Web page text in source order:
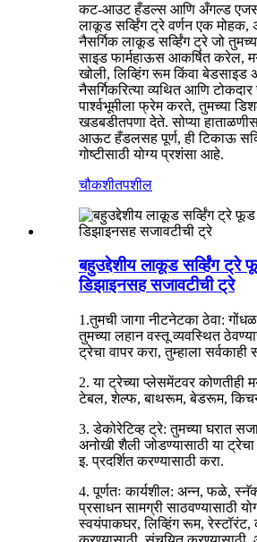
कट-आउट हँडल्स आणि अँगल्ड
लाकूड सर्व्हिंग ट्रे वर्णन एक मोहक,
नैसर्गिक लाकूड सर्व्हिंग ट्रे जो
साइड फार्महाऊस आकर्षित करेल,
खोली, लिव्हिंग रूम किंवा बेडसाइड
नैसर्गिकरित्या व्यथित आणि
पार्श्वभूमीला फ्रेम करते, तुमच्या
खडबडीतपणा देते. सोप्या
आऊट हँडलसह पूर्ण, ही टिकाऊ
गोष्टीसाठी योग्य प्रशंसा आहे.
चौकशीतपशील
बहुउद्देशीय लाकूड सर्व्हिंग
डिझाइनसह सजावटीची ट्रे
1.तुमची जागा नीटनेटका ठेवा:
तुमच्या लहान वस्तू व्यवस्थित
ट्रेचा वापर करा, तुम्हाला
2. या ट्रेच्या प्लेसमेंटवर कोणतीही
टेबल, शेल्फ, बाथरूम, बेडरूम,
3. डेकोरेटिव्ह ट्रे: तुमच्या घरात
अनोखी शैली जोडण्यासाठी या
इ. प्रदर्शित करण्यासाठी करा.
4. पूर्णतः कार्यशील: अन्न, फळे,
प्रसाधन सामग्री साठवण्यासाठी
स्वयंपाकघर, लिव्हिंग रूम, रेस्टॉरंट,